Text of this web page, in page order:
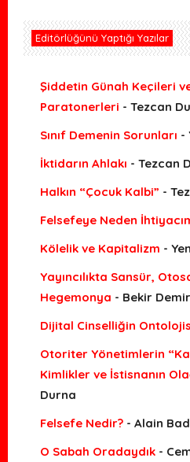
Editörlüğünü Yaptığı Yazılar
Şiddetin Günah Keçileri
Paratonerleri - Tezcan
Sınıf Demenin Sorunları -
İktidarın Ahlakı - Tezcan
Halkın “Çocuk Kalbi” -
Felsefeye Neden
Kölelik ve Kapitalizm -
Yayıncılıkta Sansür,
Hegemonya - Bekir Demir
Dijital Cinselliğin
Otoriter Yönetimlerin
Kimlikler ve İstisnanın
Durna
Felsefe Nedir? - Alain
O Sabah Oradaydık -